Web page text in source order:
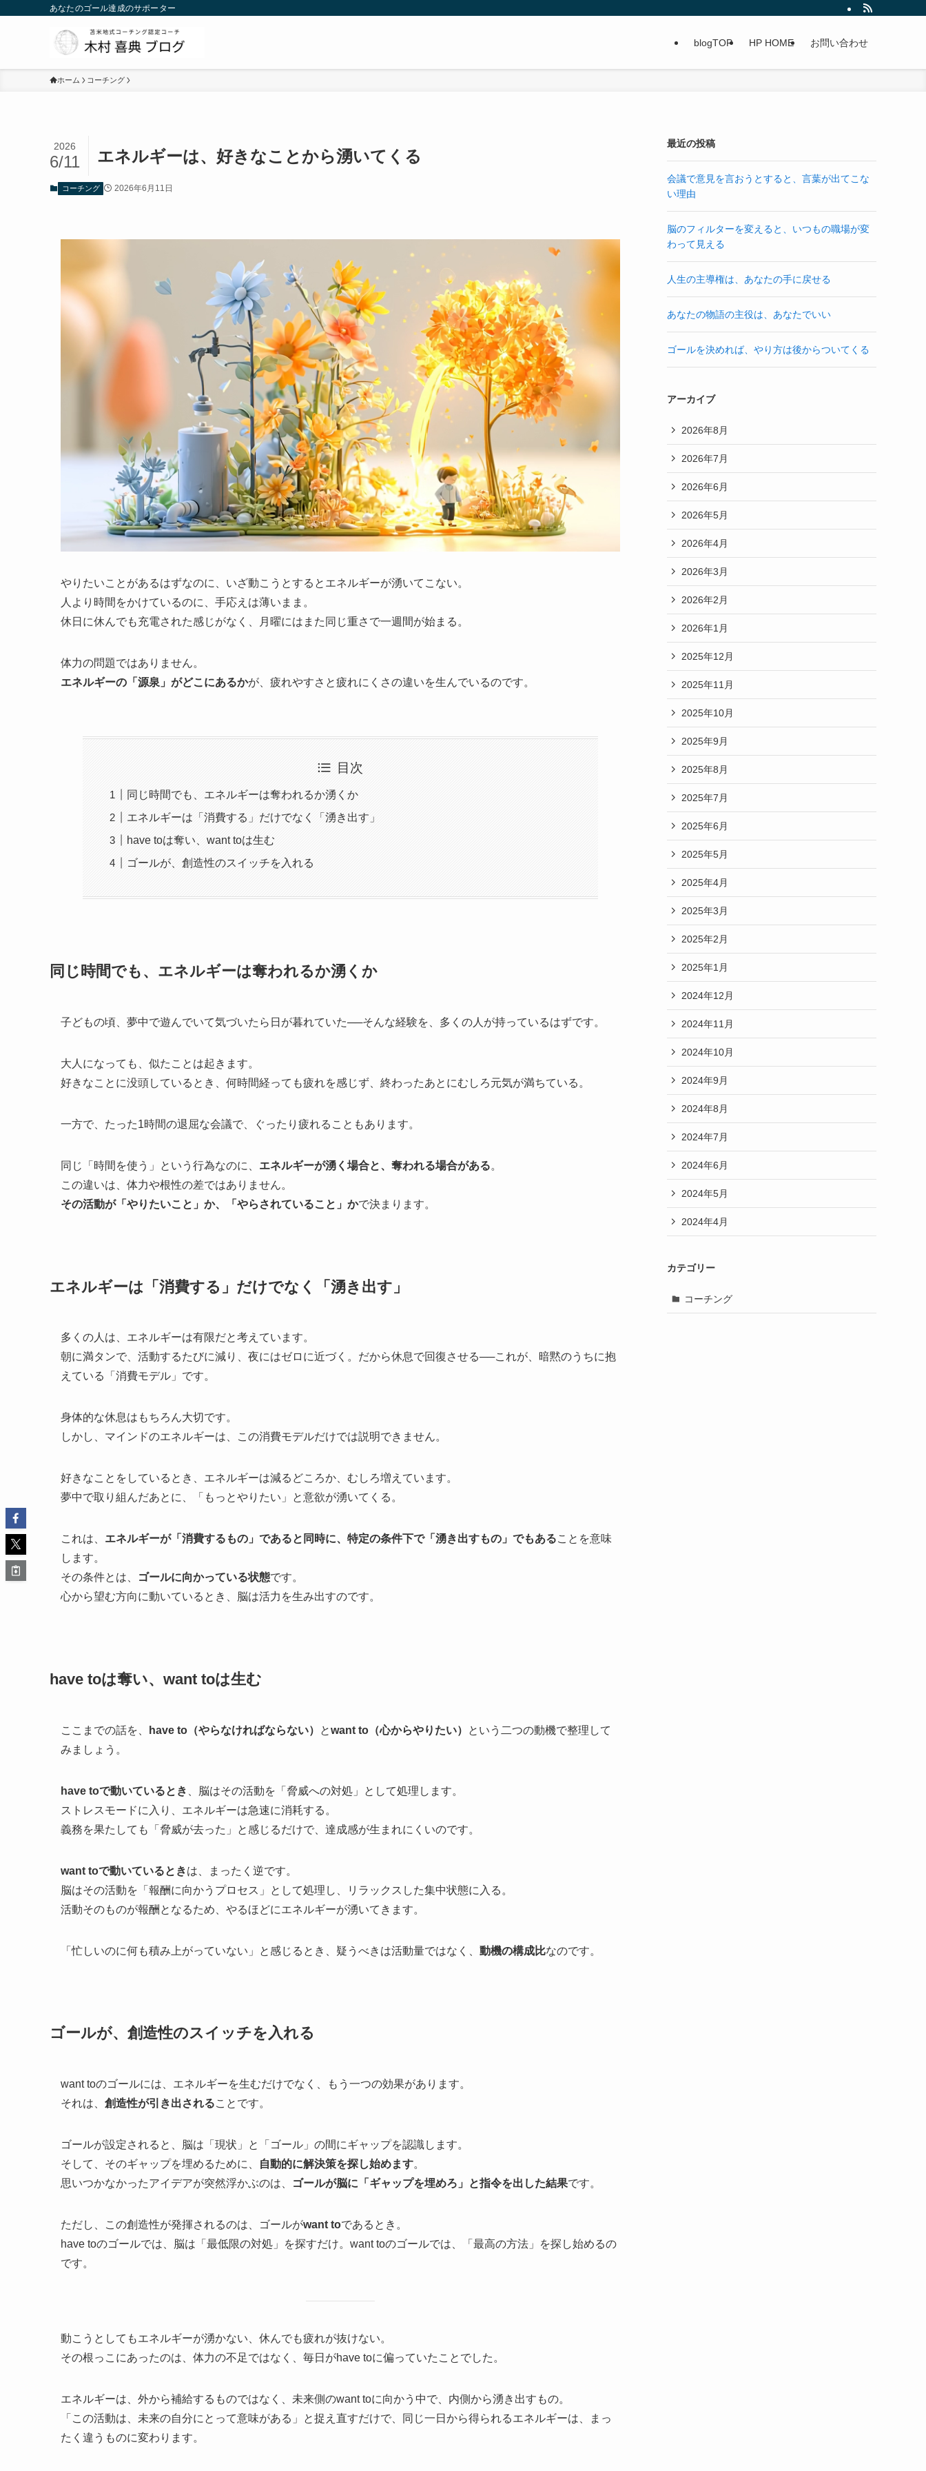
あなたのゴール達成のサポーター
blogTOP HP HOME お問い合わせ
ホーム コーチング
エネルギーは、好きなことから湧いてくる
2026
6/11
コーチング 2026年6月11日
やりたいことがあるはずなのに、いざ動こうとするとエネルギーが湧いてこない。
人より時間をかけているのに、手応えは薄いまま。
休日に休んでも充電された感じがなく、月曜にはまた同じ重さで一週間が始まる。
体力の問題ではありません。
エネルギーの「源泉」がどこにあるかが、疲れやすさと疲れにくさの違いを生んでいるのです。
目次
同じ時間でも、エネルギーは奪われるか湧くか
エネルギーは「消費する」だけでなく「湧き出す」
have toは奪い、want toは生む
ゴールが、創造性のスイッチを入れる
同じ時間でも、エネルギーは奪われるか湧くか
子どもの頃、夢中で遊んでいて気づいたら日が暮れていた──そんな経験を、多くの人が持っているはずです。
大人になっても、似たことは起きます。
好きなことに没頭しているとき、何時間経っても疲れを感じず、終わったあとにむしろ元気が満ちている。
一方で、たった1時間の退屈な会議で、ぐったり疲れることもあります。
同じ「時間を使う」という行為なのに、 エネルギーが湧く場合と、奪われる場合がある。
この違いは、体力や根性の差ではありません。
その活動が「やりたいこと」か、「やらされていること」かで決まります。
エネルギーは「消費する」だけでなく「湧き出す」
多くの人は、エネルギーは有限だと考えています。
朝に満タンで、活動するたびに減り、夜にはゼロに近づく。だから休息で回復させる──これが、暗黙のうちに抱
えている「消費モデル」です。
身体的な休息はもちろん大切です。
しかし、マインドのエネルギーは、この消費モデルだけでは説明できません。
好きなことをしているとき、エネルギーは減るどころか、むしろ増えています。
夢中で取り組んだあとに、「もっとやりたい」と意欲が湧いてくる。
これは、 エネルギーが「消費するもの」であると同時に、特定の条件下で「湧き出すもの」でもあることを意味
します。
その条件とは、
ゴールに向かっている状態です。
心から望む方向に動いているとき、脳は活力を生み出すのです。
have toは奪い、want toは生む
ここまでの話を、 have to（やらなければならない） とwant to（心からやりたい）
という二つの動機で整理して
みましょう。
have toで動いているとき
、脳はその活動を「脅威への対処」として処理します。
ストレスモードに入り、エネルギーは急速に消耗する。
義務を果たしても「脅威が去った」と感じるだけで、達成感が生まれにくいのです。
want toで動いているときは、まったく逆です。
脳はその活動を「報酬に向かうプロセス」として処理し、リラックスした集中状態に入る。
活動そのものが報酬となるため、やるほどにエネルギーが湧いてきます。
「忙しいのに何も積み上がっていない」と感じるとき、疑うべきは活動量ではなく、 動機の構成比なのです。
ゴールが、創造性のスイッチを入れる
want toのゴールには、エネルギーを生むだけでなく、もう一つの効果があります。
それは、 創造性が引き出されることです。
ゴールが設定されると、脳は「現状」と「ゴール」の間にギャップを認識します。
そして、そのギャップを埋めるために、
自動的に解決策を探し始めます。
思いつかなかったアイデアが突然浮かぶのは、
ゴールが脳に「ギャップを埋めろ」と指令を出した結果です。
ただし、この創造性が発揮されるのは、ゴールがwant toであるとき。
have toのゴールでは、脳は「最低限の対処」を探すだけ。want toのゴールでは、「最高の方法」を探し始めるの
です。
動こうとしてもエネルギーが湧かない、休んでも疲れが抜けない。
その根っこにあったのは、体力の不足ではなく、毎日がhave toに偏っていたことでした。
エネルギーは、外から補給するものではなく、未来側のwant toに向かう中で、内側から湧き出すもの。
「この活動は、未来の自分にとって意味がある」と捉え直すだけで、同じ一日から得られるエネルギーは、まっ
たく違うものに変わります。
最近の投稿
会議で意見を言おうとすると、言葉が出てこな
い理由
脳のフィルターを変えると、いつもの職場が変
わって見える
人生の主導権は、あなたの手に戻せる
あなたの物語の主役は、あなたでいい
ゴールを決めれば、やり方は後からついてくる
アーカイブ
2026年8月
2026年7月
2026年6月
2026年5月
2026年4月
2026年3月
2026年2月
2026年1月
2025年12月
2025年11月
2025年10月
2025年9月
2025年8月
2025年7月
2025年6月
2025年5月
2025年4月
2025年3月
2025年2月
2025年1月
2024年12月
2024年11月
2024年10月
2024年9月
2024年8月
2024年7月
2024年6月
2024年5月
2024年4月
カテゴリー
コーチング